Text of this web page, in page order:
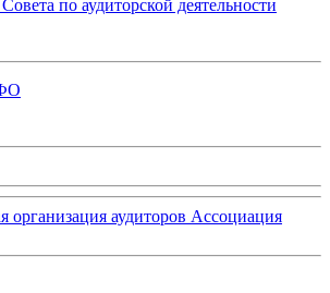
по аудиторской деятельности